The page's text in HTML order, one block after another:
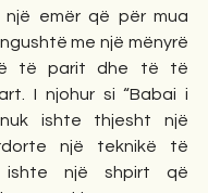
një emër që për mua
me një mënyrë
të parit dhe të të
I njohur si “Babai i
ishte thjesht një
një teknikë të
ishte një shpirt që